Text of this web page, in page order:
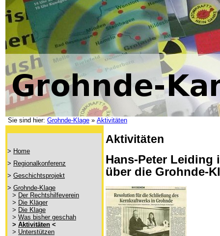
Sie sind hier: Grohnde-Klage » Aktivitäten
> Home
> Regionalkonferenz
> Geschichtsprojekt
> Grohnde-Klage
> Der Rechtshilfeverein
> Die Kläger
> Die Klage
> Was bisher geschah
> Aktivitäten <
> Unterstützen
Aktivitäten
Hans-Peter Leiding
über die Grohnde-